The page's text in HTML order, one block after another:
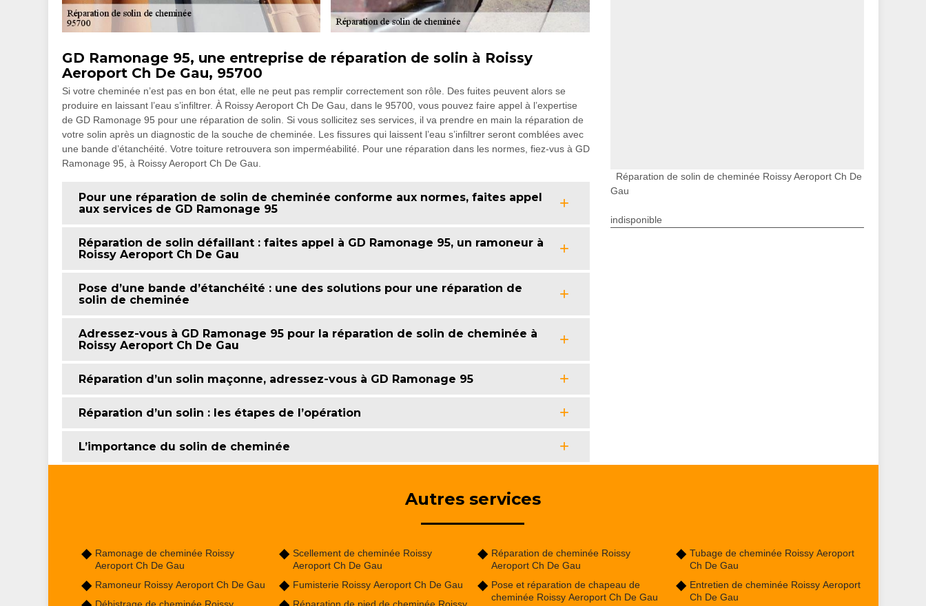
GD Ramonage 95, une entreprise de réparation de solin à Roissy
Aeroport Ch De Gau, 95700
Si votre cheminée n’est pas en bon état, elle ne peut pas remplir correctement son rôle. Des fuites peuvent alors se
produire en laissant l’eau s’infiltrer. À Roissy Aeroport Ch De Gau, dans le 95700, vous pouvez faire appel à l’expertise
de GD Ramonage 95 pour une réparation de solin. Si vous sollicitez ses services, il va prendre en main la réparation de
votre solin après un diagnostic de la souche de cheminée. Les fissures qui laissent l’eau s’infiltrer seront comblées avec
une bande d’étanchéité. Votre toiture retrouvera son imperméabilité. Pour une réparation dans les normes, fiez-vus à GD
Ramonage 95, à Roissy Aeroport Ch De Gau.
Pour une réparation de solin de cheminée conforme aux normes, faites appel
aux services de GD Ramonage 95
Réparation de solin défaillant : faites appel à GD Ramonage 95, un ramoneur à
Roissy Aeroport Ch De Gau
Pose d’une bande d’étanchéité : une des solutions pour une réparation de
solin de cheminée
Adressez-vous à GD Ramonage 95 pour la réparation de solin de cheminée à
Roissy Aeroport Ch De Gau
Réparation d’un solin maçonne, adressez-vous à GD Ramonage 95
Réparation d’un solin : les étapes de l’opération
L’importance du solin de cheminée
Réparation de solin de cheminée Roissy Aeroport Ch De
Gau
indisponible
Autres services
Ramonage de cheminée Roissy
Aeroport Ch De Gau
Ramoneur Roissy Aeroport Ch De Gau
Débistrage de cheminée Roissy
Scellement de cheminée Roissy
Aeroport Ch De Gau
Fumisterie Roissy Aeroport Ch De Gau
Réparation de pied de cheminée Roissy
Réparation de cheminée Roissy
Aeroport Ch De Gau
Pose et réparation de chapeau de
cheminée Roissy Aeroport Ch De Gau
Tubage de cheminée Roissy Aeroport
Ch De Gau
Entretien de cheminée Roissy Aeroport
Ch De Gau